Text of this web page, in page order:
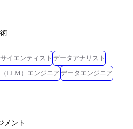
イエンティスト データアナリスト
LLM）エンジニア データエンジニア
メント